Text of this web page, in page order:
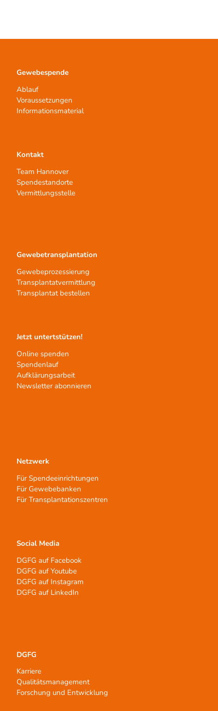
Gewebespende
Ablauf
Voraussetzungen
Informationsmaterial
Kontakt
Team Hannover
Spendestandorte
Vermittlungsstelle
Gewebetransplantation
Gewebeprozessierung
Transplantatvermittlung
Transplantat bestellen
Jetzt untertstützen!
Online spenden
Spendenlauf
Aufklärungsarbeit
Newsletter abonnieren
Netzwerk
Für Spendeeinrichtungen
Für Gewebebanken
Für Transplantationszentren
Social Media
DGFG auf Facebook
DGFG auf Youtube
DGFG auf Instagram
DGFG auf LinkedIn
DGFG
Karriere
Qualitätsmanagement
Forschung und Entwicklung